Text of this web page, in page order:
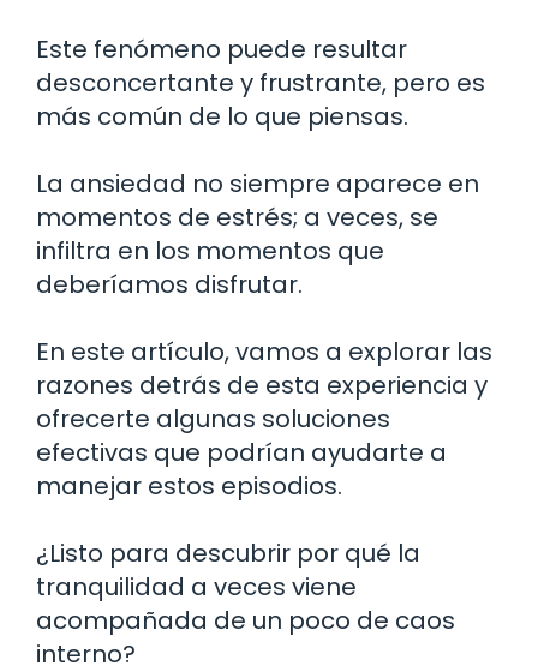
Este fenómeno puede resultar
desconcertante y frustrante, pero es
más común de lo que piensas.
La ansiedad no siempre aparece en
momentos de estrés; a veces, se
infiltra en los momentos que
deberíamos disfrutar.
En este artículo, vamos a explorar las
razones detrás de esta experiencia y
ofrecerte algunas soluciones
efectivas que podrían ayudarte a
manejar estos episodios.
¿Listo para descubrir por qué la
tranquilidad a veces viene
acompañada de un poco de caos
interno?